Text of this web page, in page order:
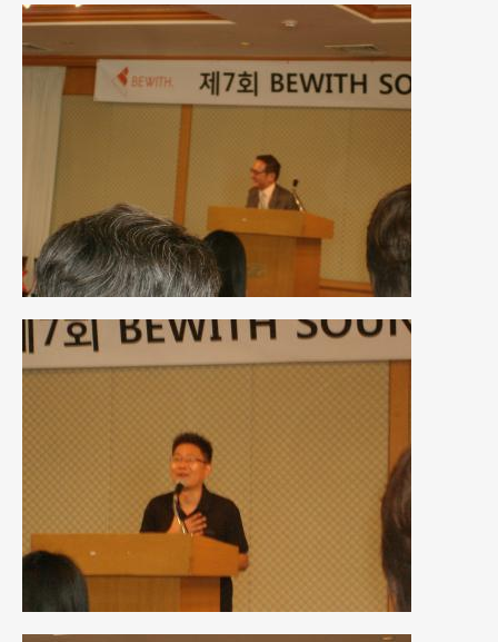
2016年8月(4)
2016年7月 (5)
2016年5月(1)
2016年2月(6)
2016年1月(4)
2015年12月(2)
2015年11月(5)
2015年9月(4)
2015年8月 (3)
(5)
2015年6月 (13)
2015年5月(2)